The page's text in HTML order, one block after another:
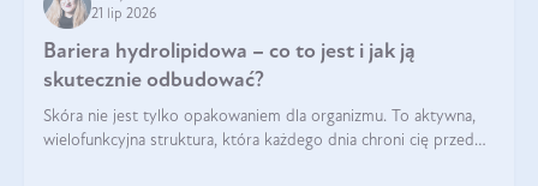
21 lip 2026
Bariera hydrolipidowa – co to jest i jak ją
skutecznie odbudować?
Skóra nie jest tylko opakowaniem dla organizmu. To aktywna,
wielofunkcyjna struktura, która każdego dnia chroni cię przed